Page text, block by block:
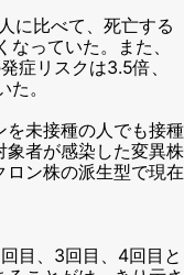
に比べて、死亡する
っていた。また、
症リスクは3.5倍、
。
を未接種の人でも接種
象者が感染した変異株
ン株の派生型で現在
目、3回目、4回目と